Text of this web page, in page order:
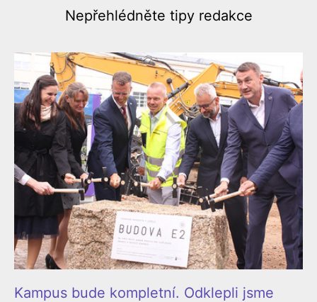
Nepřehlédněte tipy redakce
Kampus bude kompletní. Odklepli jsme